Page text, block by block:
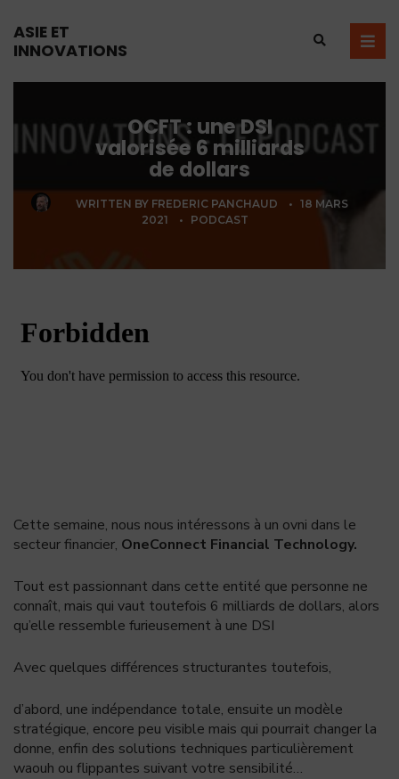
ASIE ET
INNOVATIONS
OCFT : une DSI
valorisée 6 milliards
de dollars
WRITTEN BY FREDERIC PANCHAUD • 18 MARS
2021
• PODCAST
Cette semaine, nous nous intéressons à un ovni dans le
secteur financier, OneConnect Financial Technology.
Tout est passionnant dans cette entité que personne ne
connaît, mais qui vaut toutefois 6 milliards de dollars, alors
qu’elle ressemble furieusement à une DSI
Avec quelques différences structurantes toutefois,
d’abord, une indépendance totale, ensuite un modèle
stratégique, encore peu visible mais qui pourrait changer la
donne, enfin des solutions techniques particulièrement
waouh ou flippantes suivant votre sensibilité…